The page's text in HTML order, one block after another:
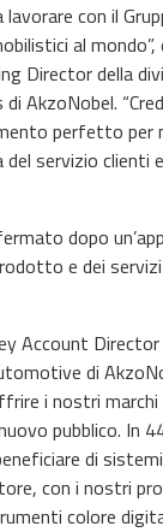
con il
al mondo”,
Director della
AkzoNobel.
perfetto per
servizio clienti
dopo
e dei servizi
Account
di
i nostri
pubblico. In
di
con i nostri
colore